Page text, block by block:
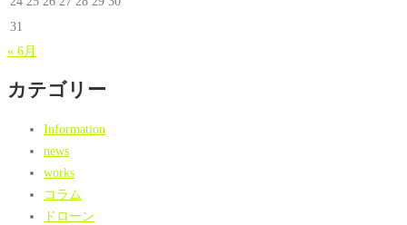
31
« 6月
カテゴリー
Information
news
works
コラム
ドローン